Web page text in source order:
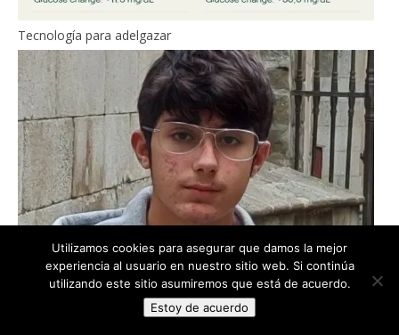
Tecnología para adelgazar
Utilizamos cookies para asegurar que damos la mejor
experiencia al usuario en nuestro sitio web. Si continúa
utilizando este sitio asumiremos que está de acuerdo.
Estoy de acuerdo